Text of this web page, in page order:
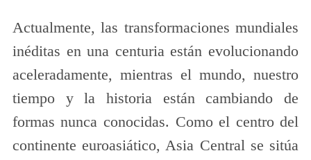
Actualmente, las transformaciones mundiales
inéditas en una centuria están evolucionando
aceleradamente, mientras el mundo, nuestro
tiempo y la historia están cambiando de
formas nunca conocidas. Como el centro del
continente euroasiático, Asia Central se sitúa